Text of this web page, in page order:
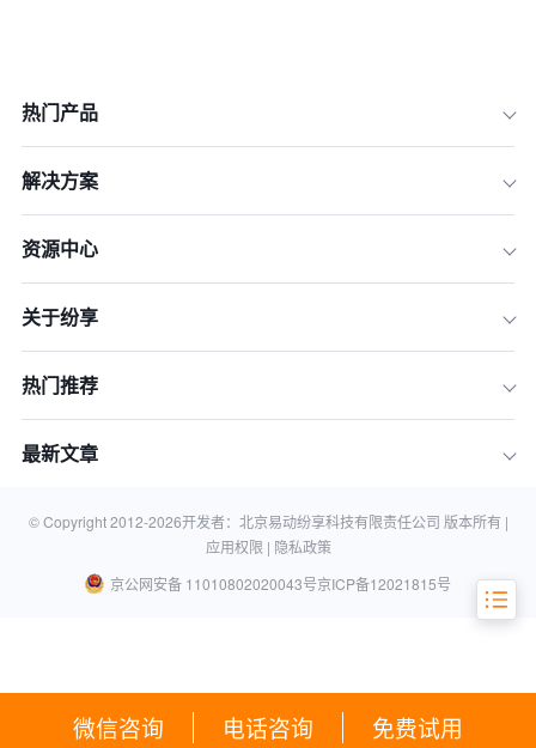
微信咨询 电话咨询 免费试用
三、 CRM报价全解析：看懂总拥有成
四、 大中型企业CRM采购选型“六步法”
六、 常见问题解答 (FAQ)
热门产品
解决方案
资源中心
关于纷享
热门推荐
最新文章
© Copyright 2012-2026开发者：北京易动纷享科技有限责任公司 版本所有 |
应用权限 | 隐私政策
京公网安备 11010802020043号京ICP备12021815号